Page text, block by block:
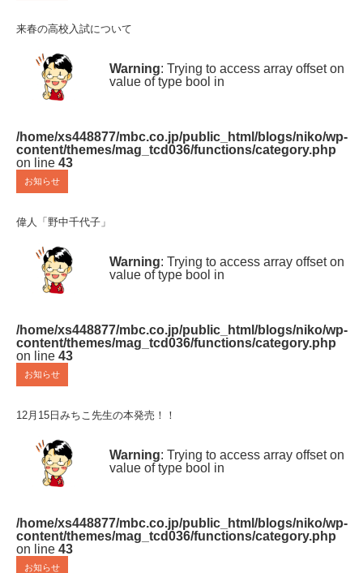
来春の高校入試について
Warning: Trying to access array offset on
value of type bool in
/home/xs448877/mbc.co.jp/public_html/blogs/niko/wp-
content/themes/mag_tcd036/functions/category.php
on line 43
お知らせ
偉人「野中千代子」
Warning: Trying to access array offset on
value of type bool in
/home/xs448877/mbc.co.jp/public_html/blogs/niko/wp-
content/themes/mag_tcd036/functions/category.php
on line 43
お知らせ
12月15日みちこ先生の本発売！！
Warning: Trying to access array offset on
value of type bool in
/home/xs448877/mbc.co.jp/public_html/blogs/niko/wp-
content/themes/mag_tcd036/functions/category.php
on line 43
お知らせ